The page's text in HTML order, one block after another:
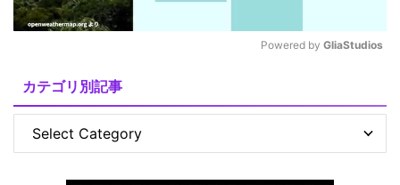
t
Powered by GliaStudios
カテゴリ別記事